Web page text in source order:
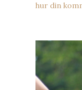
hur din